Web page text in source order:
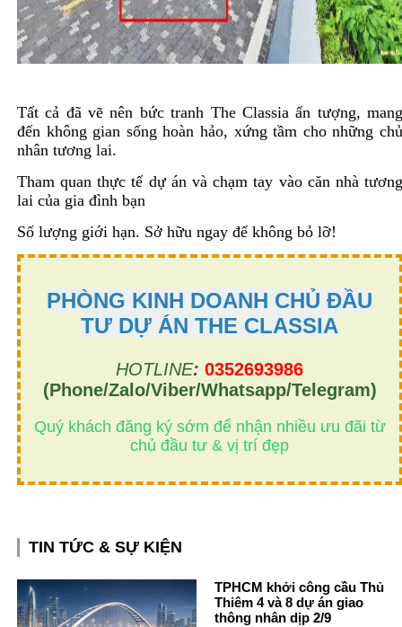
Tất cả đã vẽ nên bức tranh The Classia ấn tượng,
đến không gian sống hoàn hảo, xứng tầm cho những
nhân tương lai.
Tham quan thực tế dự án và chạm tay vào căn nhà
lai của gia đình bạn
Số lượng giới hạn. Sở hữu ngay để không bỏ lỡ!
PHÒNG KINH DOANH CHỦ ĐẦU
TƯ DỰ ÁN THE CLASSIA
HOTLINE: 0352693986
(Phone/Zalo/Viber/Whatsapp/Telegram)
Quý khách đăng ký sớm để nhận nhiều ưu đãi từ
chủ đầu tư & vị trí đẹp
TIN TỨC & SỰ KIỆN
TPHCM khởi công cầu Thủ
Thiêm 4 và 8 dự án giao
thông nhân dịp 2/9